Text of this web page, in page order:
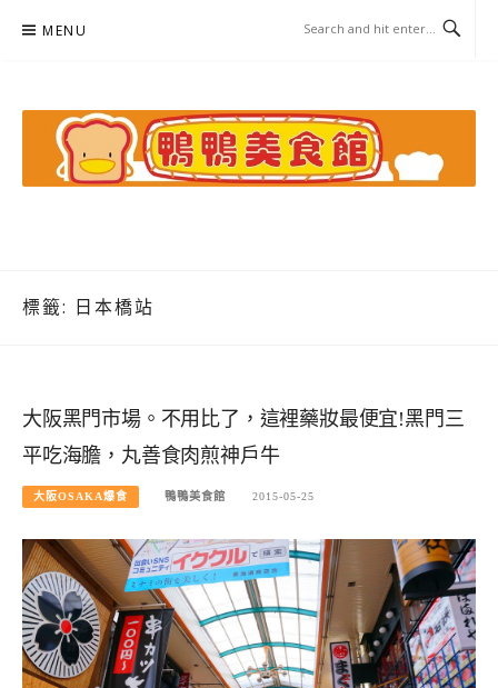
MENU
標籤: 日本橋站
大阪黑門市場。不用比了，這裡藥妝最便宜!黑門三
平吃海膽，丸善食肉煎神戶牛
大阪OSAKA爆食 鴨鴨美食館 2015-05-25